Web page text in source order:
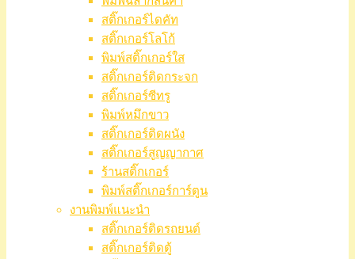
สติ๊กเกอร์ไดคัท
สติ๊กเกอร์โลโก้
พิมพ์สติ๊กเกอร์ใส
สติ๊กเกอร์ติดกระจก
สติ๊กเกอร์ซีทรู
พิมพ์หมึกขาว
สติ๊กเกอร์ติดผนัง
สติ๊กเกอร์สูญญากาศ
ร้านสติ๊กเกอร์
พิมพ์สติ๊กเกอร์การ์ตูน
งานพิมพ์แนะนำ
สติ๊กเกอร์ติดรถยนต์
สติ๊กเกอร์ติดตู้